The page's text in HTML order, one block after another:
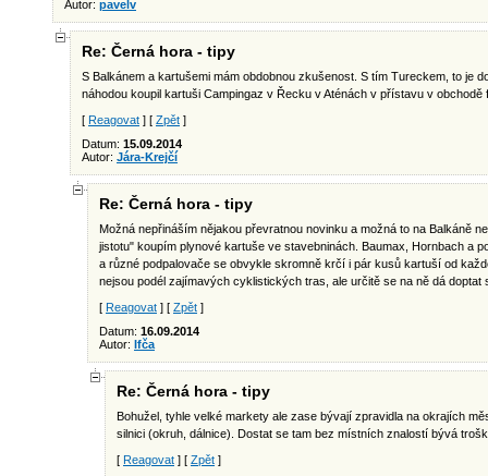
Autor: pavelv
Re: Černá hora - tipy
S Balkánem a kartušemi mám obdobnou zkušenost. S tím Tureckem, to je
náhodou koupil kartuši Campingaz v Řecku v Aténách v přístavu v
[ Reagovat ] [ Zpět ]
Datum: 15.09.2014
Autor: Jára-Krejčí
Re: Černá hora - tipy
Možná nepřináším nějakou převratnou novinku a možná to na Balkáně
jistotu" koupím plynové kartuše ve stavebninách. Baumax, Hornbach a
a různé podpalovače se obvykle skromně krčí i pár kusů kartuší od
nejsou podél zajímavých cyklistických tras, ale určitě se na ně dá doptat
[ Reagovat ] [ Zpět ]
Datum: 16.09.2014
Autor: Ifča
Re: Černá hora - tipy
Bohužel, tyhle velké markety ale zase bývají zpravidla na okrajích
silnici (okruh, dálnice). Dostat se tam bez místních znalostí bývá
[ Reagovat ] [ Zpět ]